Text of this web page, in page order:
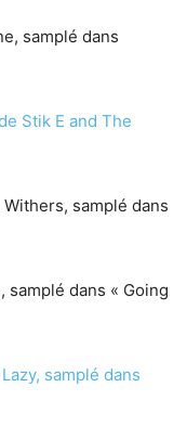
samplé dans
Stik E and The
Withers, samplé dans
samplé dans « Going
samplé dans